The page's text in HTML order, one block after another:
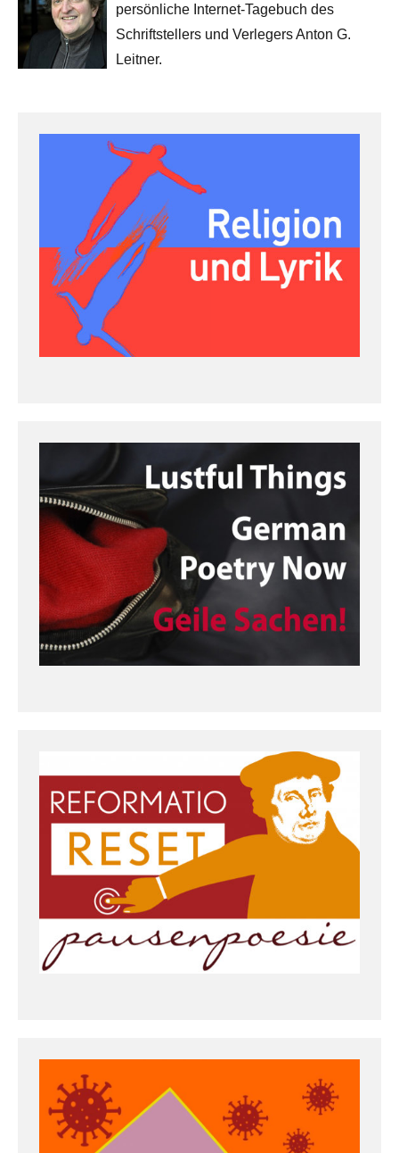
persönliche Internet-Tagebuch des
Schriftstellers und Verlegers Anton G.
Leitner.